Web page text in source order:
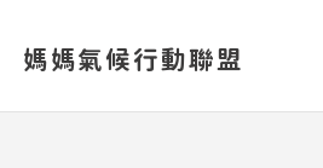
媽媽氣候行動聯盟